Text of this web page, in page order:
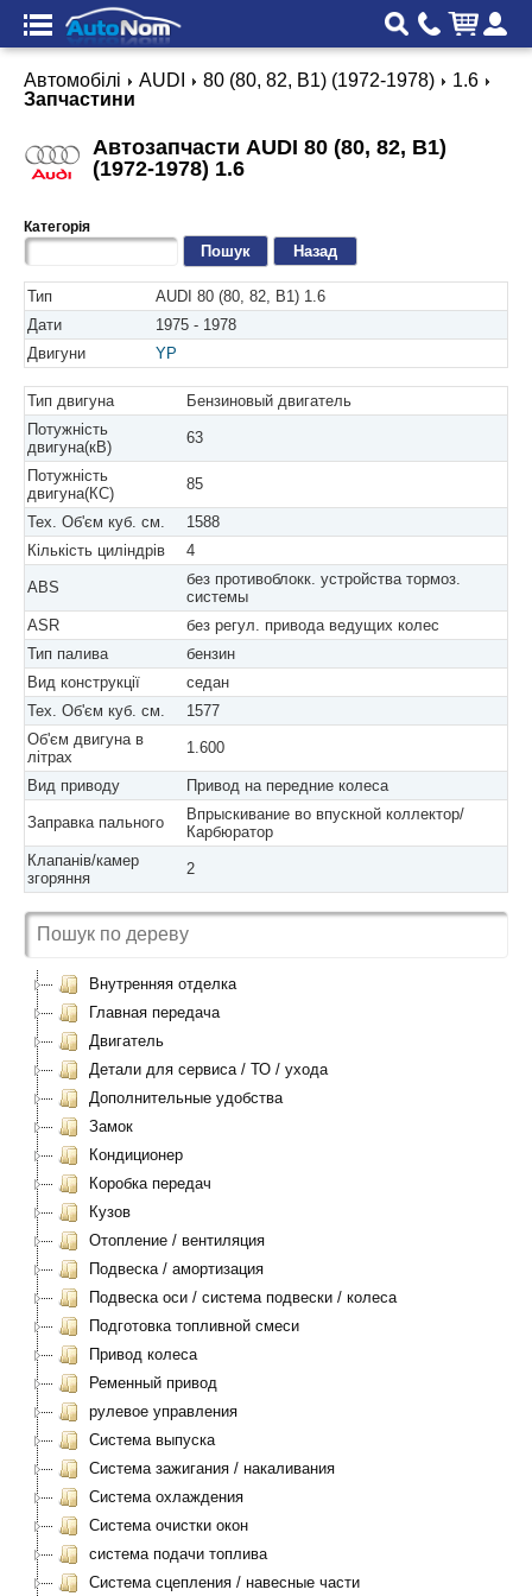
Автомобілі AUDI 80 (80, 82, B1) (1972-1978)
1.6
Запчастини
Автозапчасти AUDI 80 (80, 82, B1)
(1972-1978) 1.6
Категорія
Назад
Тип
AUDI 80 (80, 82, B1) 1.6
Дати
1975 - 1978
Двигуни
YP
Тип двигуна
Бензиновый двигатель
Потужність
двигуна(кВ)
63
Потужність
двигуна(КС)
85
Тех. Об'єм куб. см.
1588
Кількість циліндрів
4
ABS
без противоблокк. устройства тормоз.
системы
ASR
без регул. привода ведущих колес
Тип палива
бензин
Вид конструкції
седан
Тех. Об'єм куб. см.
1577
Об'єм двигуна в
літрах
1.600
Вид приводу Привод на передние колеса
Заправка пального
Впрыскивание во впускной коллектор/
Карбюратор
Клапанів/камер
згоряння
2
Внутренняя отделка
Главная передача
Двигатель
Детали для сервиса / ТО / ухода
Дополнительные удобства
Замок
Кондиционер
Коробка передач
Кузов
Отопление / вентиляция
Подвеска / амортизация
Подвеска оси / система подвески / колеса
Подготовка топливной смеси
Привод колеса
Ременный привод
рулевое управления
Система выпуска
Система зажигания / накаливания
Система охлаждения
Система очистки окон
система подачи топлива
Система сцепления / навесные части